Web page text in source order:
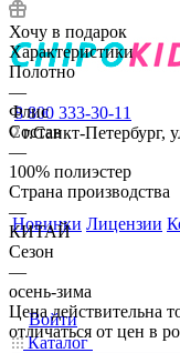
8 800 333-30-11
г.Санкт-Петербург,
Новинки Лицензии
Войти
Каталог
Хочу в подарок
Характеристики
Полотно
—
Флис
Состав
—
100% полиэстер
Страна производства
—
КИТАЙ
Сезон
—
осень-зима
Цена действительна
отличаться от цен в